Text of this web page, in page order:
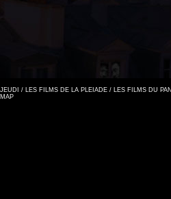
/ LES FILMS DE LA PLEIADE / LES FILMS DU